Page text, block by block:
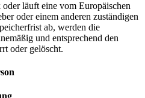
läuft eine vom Europäischen
oder einem anderen zuständigen
ab, werden die
und entsprechend den
oder gelöscht.